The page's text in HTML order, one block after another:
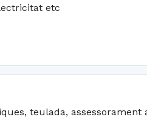
etc
teulada,